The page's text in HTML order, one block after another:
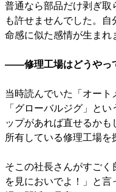
普通なら部品だけ剥ぎ取
も許せませんでした。
命感に似た感情が生まれ
――修理工場はどうやっ
当時読んでいた「オート
「グローバルジグ」と
ップがあれば直せるか
所有している修理工場を
そこの社長さんがすごく
を見においでよ！」と